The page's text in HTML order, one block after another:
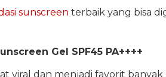
sunscreen terbaik yang bisa
Gel SPF45 PA++++
viral dan menjadi favorit